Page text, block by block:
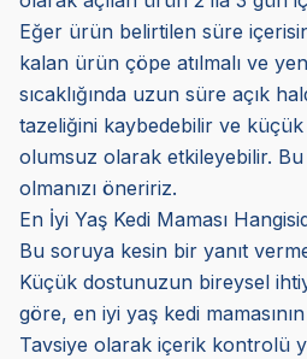
Eğer ürün belirtilen süre
kalan ürün çöpe atılmalı ve
sıcaklığında uzun süre açık
tazeliğini kaybedebilir ve küçük
olumsuz olarak etkileyebilir.
olmanızı öneririz.
En İyi Yaş Kedi Maması
Bu soruya kesin bir yanıt
Küçük dostunuzun bireysel
göre, en iyi yaş kedi
Tavsiye olarak içerik kontrolü